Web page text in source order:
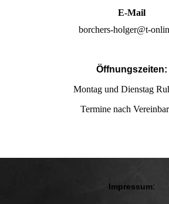
E-Mail
borchers-holger@t-
Öffnungszeiten:
Montag und Dienstag
Termine nach
Impressum: